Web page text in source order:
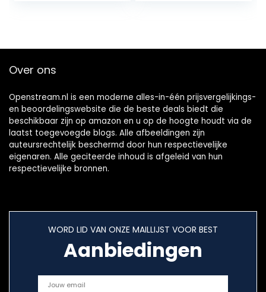
Over ons
Openstream.nl is een moderne alles-in-één prijsvergelijkings-
en beoordelingswebsite die de beste deals biedt die
beschikbaar zijn op amazon en u op de hoogte houdt via de
laatst toegevoegde blogs. Alle afbeeldingen zijn
auteursrechtelijk beschermd door hun respectievelijke
eigenaren. Alle geciteerde inhoud is afgeleid van hun
respectievelijke bronnen.
WORD LID VAN ONZE MAILLIJST VOOR BEST
Aanbiedingen